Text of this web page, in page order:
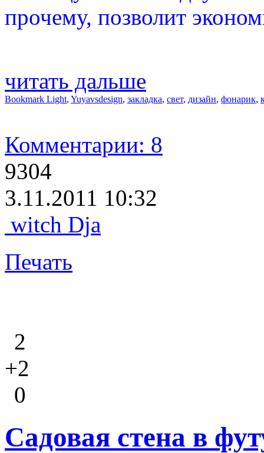
прочему, позволит
читать дальше
Bookmark Light, Yuyavsdesign, закладка, свет, дизайн, фонарик,
Комментарии: 8
9304
3.11.2011 10:32
witch Dja
Печать
2
+2
0
Садовая стена в